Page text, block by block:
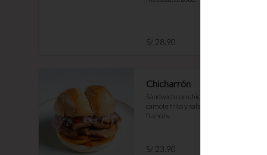
S/ 28.90
Chicharrón
Sándwich con chicharrón de cerdo,
camote frito y salsa criolla en pan
francés.
S/ 23.90